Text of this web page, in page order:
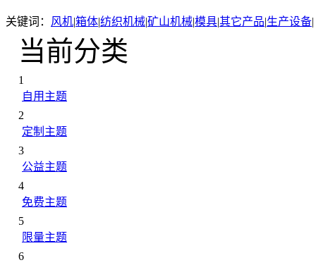
关键词： 风机|箱体|纺织机械|矿山机械|模具|其它产品|生产设备|
当前分类
1
自用主题
2
定制主题
3
公益主题
4
免费主题
5
限量主题
6